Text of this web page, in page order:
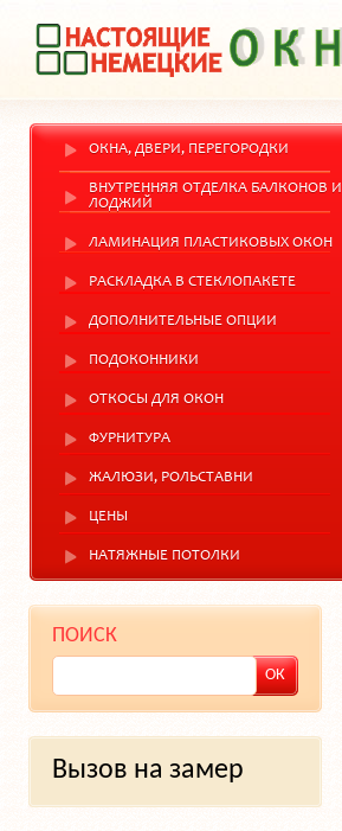
ОКНА, ДВЕРИ, ПЕРЕГОРОДКИ
ВНУТРЕННЯЯ ОТДЕЛКА БАЛКОНОВ И
ЛОДЖИЙ
ЛАМИНАЦИЯ ПЛАСТИКОВЫХ ОКОН
РАСКЛАДКА В СТЕКЛОПАКЕТЕ
ДОПОЛНИТЕЛЬНЫЕ ОПЦИИ
ПОДОКОННИКИ
ОТКОСЫ ДЛЯ ОКОН
ФУРНИТУРА
ЖАЛЮЗИ, РОЛЬСТАВНИ
ЦЕНЫ
НАТЯЖНЫЕ ПОТОЛКИ
ПОИСК
Вызов на замер